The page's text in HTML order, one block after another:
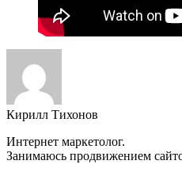
Кирилл Тихонов
Интернет маркетолог.
Занимаюсь продвижением